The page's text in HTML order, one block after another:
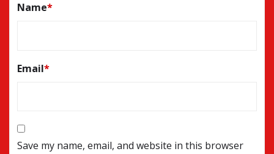
Name*
Email*
Save my name, email, and website in this browser